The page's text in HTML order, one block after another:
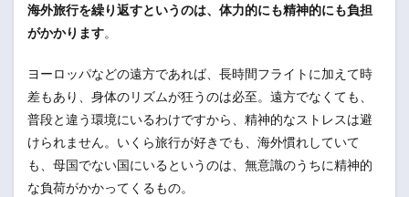
海外旅行を繰り返すというのは、体力的にも精神的にも負担
がかかります。
ヨーロッパなどの遠方であれば、長時間フライトに加えて時
差もあり、身体のリズムが狂うのは必至。遠方でなくても、
普段と違う環境にいるわけですから、精神的なストレスは避
けられません。いくら旅行が好きでも、海外慣れしていて
も、母国でない国にいるというのは、無意識のうちに精神的
な負荷がかかってくるもの。